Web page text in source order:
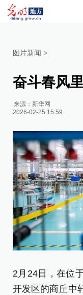
图片新闻 >
奋斗春风里
来源： 新华网
2026-02-25 15:59
2月24日，在位
开发区的商丘中